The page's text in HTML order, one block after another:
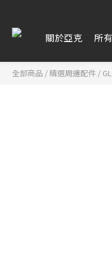
關於亞克 所
全部商品 /精選周邊配件 /